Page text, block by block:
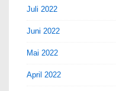
Juli 2022
Juni 2022
Mai 2022
April 2022